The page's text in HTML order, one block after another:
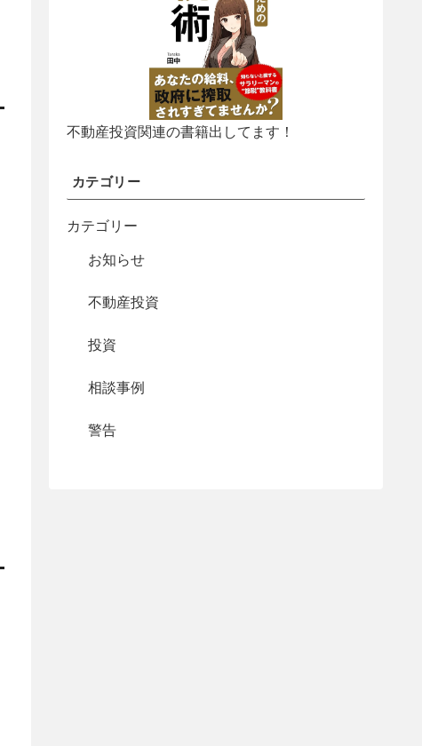
不動産投資関連の書籍出してます！
カテゴリー
カテゴリー
お知らせ
不動産投資
投資
相談事例
警告